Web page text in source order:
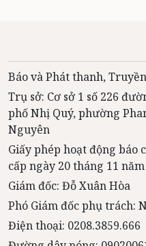
Báo và Phát thanh,
Trụ sở: Cơ sở 1 số 226
phố Nhị Quý, phường
Nguyên
Giấy phép hoạt động báo
cấp ngày 20 tháng 11 năm
Giám đốc: Đỗ Xuân Hòa
Phó Giám đốc phụ trách:
Điện thoại: 0208.3859.666